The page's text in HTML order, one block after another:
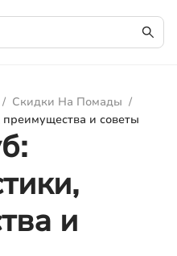
/ Скидки На Помады /
преимущества и советы
и